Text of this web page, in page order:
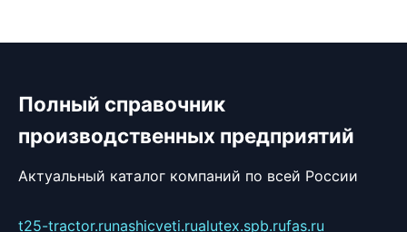
Полный справочник
производственных предприятий
Актуальный каталог компаний по всей России
t25-tractor.runashicveti.rualutex.spb.rufas.ru